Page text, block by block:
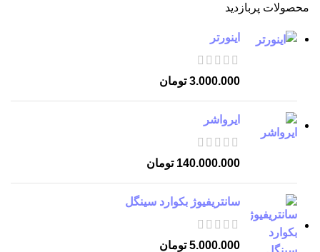
محصولات پربازدید
اینورتر
3.000.000 تومان
ایرواشر
140.000.000 تومان
سانتریفیوژ بکوارد سینگل
5.000.000 تومان